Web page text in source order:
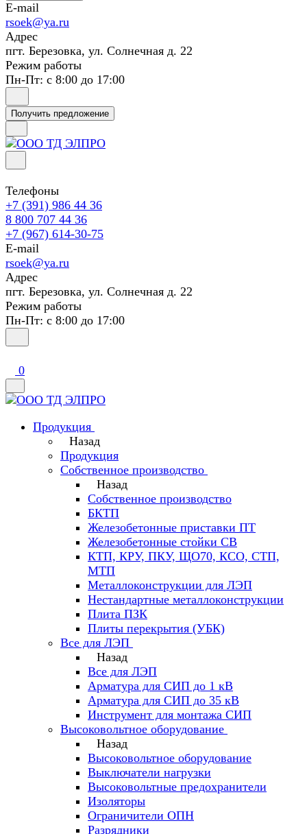
E-mail
rsoek@ya.ru
Адрес
пгт. Березовка, ул. Солнечная д. 22
Режим работы
Пн-Пт: с 8:00 до 17:00
Получить предложение
Телефоны
+7 (391) 986 44 36
8 800 707 44 36
+7 (967) 614-30-75
E-mail
rsoek@ya.ru
Адрес
пгт. Березовка, ул. Солнечная д. 22
Режим работы
Пн-Пт: с 8:00 до 17:00
0
Продукция
Назад
Продукция
Собственное производство
Назад
Собственное производство
БКТП
Железобетонные приставки ПТ
Железобетонные стойки СВ
КТП, КРУ, ПКУ, ЩО70, КСО, СТП,
МТП
Металлоконструкции для ЛЭП
Нестандартные металлоконструкции
Плита ПЗК
Плиты перекрытия (УБК)
Все для ЛЭП
Назад
Все для ЛЭП
Арматура для СИП до 1 кВ
Арматура для СИП до 35 кВ
Инструмент для монтажа СИП
Высоковольтное оборудование
Назад
Высоковольтное оборудование
Выключатели нагрузки
Высоковольтные предохранители
Изоляторы
Ограничители ОПН
Разрядники